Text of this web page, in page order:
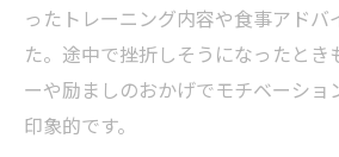
ったトレーニング内容や食事アドバ
た。途中で挫折しそうになったとき
ーや励ましのおかげでモチベーショ
印象的です。